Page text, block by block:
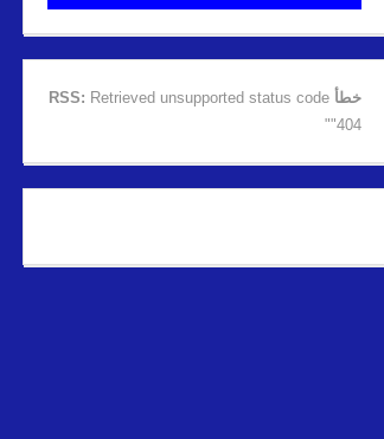
خطأ RSS: Retrieved unsupported status code
"404"